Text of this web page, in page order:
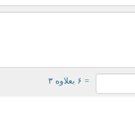
= ۶ بعلاوه ۳